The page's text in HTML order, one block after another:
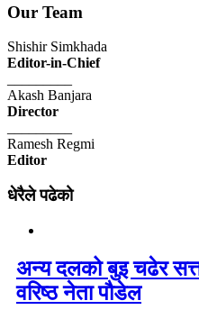
Our Team
Shishir Simkhada
Editor-in-Chief
Akash Banjara
Director
Ramesh Regmi
Editor
धेरैले पढेको
अन्य दलको बुइ चढेर
वरिष्ठ नेता पौडेल